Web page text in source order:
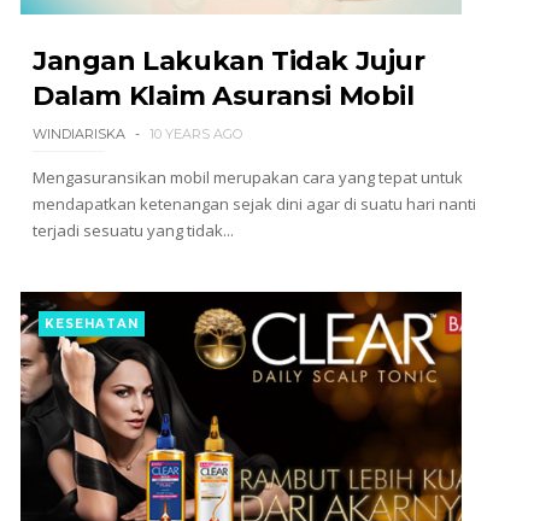
Jangan Lakukan Tidak Jujur
Dalam Klaim Asuransi Mobil
WINDIARISKA 10 YEARS AGO
Mengasuransikan mobil merupakan cara yang tepat untuk
mendapatkan ketenangan sejak dini agar di suatu hari nanti
terjadi sesuatu yang tidak...
KESEHATAN